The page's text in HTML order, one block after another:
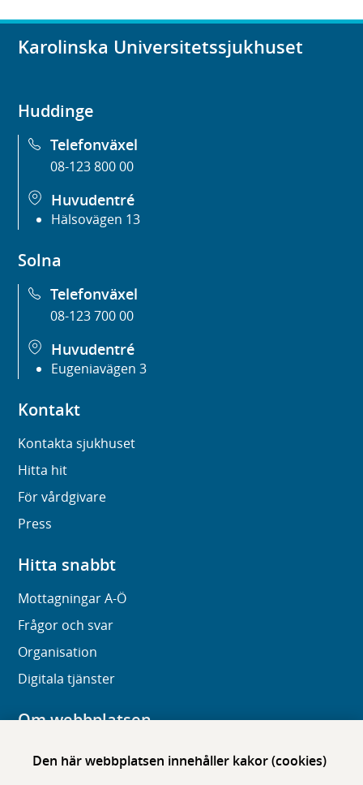
Den här webbplatsen innehåller kakor (cookies)
Karolinska Universitetssjukhuset
Huddinge
Telefonväxel
08-123 800 00
Huvudentré
Hälsovägen 13
Solna
Telefonväxel
08-123 700 00
Huvudentré
Eugeniavägen 3
Kontakt
Kontakta sjukhuset
Hitta hit
För vårdgivare
Press
Hitta snabbt
Mottagningar A-Ö
Frågor och svar
Organisation
Digitala tjänster
Om webbplatsen
Om karolinska.se